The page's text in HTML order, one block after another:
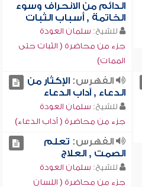
الدائم من الانحراف وسوء
الخاتمة , أسباب الثبات
للشيخ: سلمان العودة
جزء من محاضرة ( الثبات حتى
الممات)
الفهرس:الإكثار من
الدعاء , آداب الدعاء
للشيخ: سلمان العودة
جزء من محاضرة ( آداب الدعاء)
الفهرس: تعلم
الصمت , العلاج
للشيخ: سلمان العودة
جزء من محاضرة ( اللسان